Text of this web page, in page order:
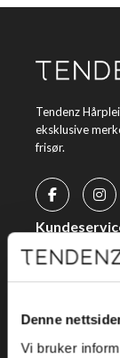
Denne
Vi bruker
Tendenz
eksklusive
frisør.
Kjøpsvilkår
Personvern
Holtegata 26,